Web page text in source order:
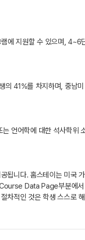
원할 수 있으며, 4~6단
의 41%를 차지하며, 중
언어학에 대한 석사학위
됩니다. 홈스테이는 미국
Data Page부분에
차적인 것은 학생 스스